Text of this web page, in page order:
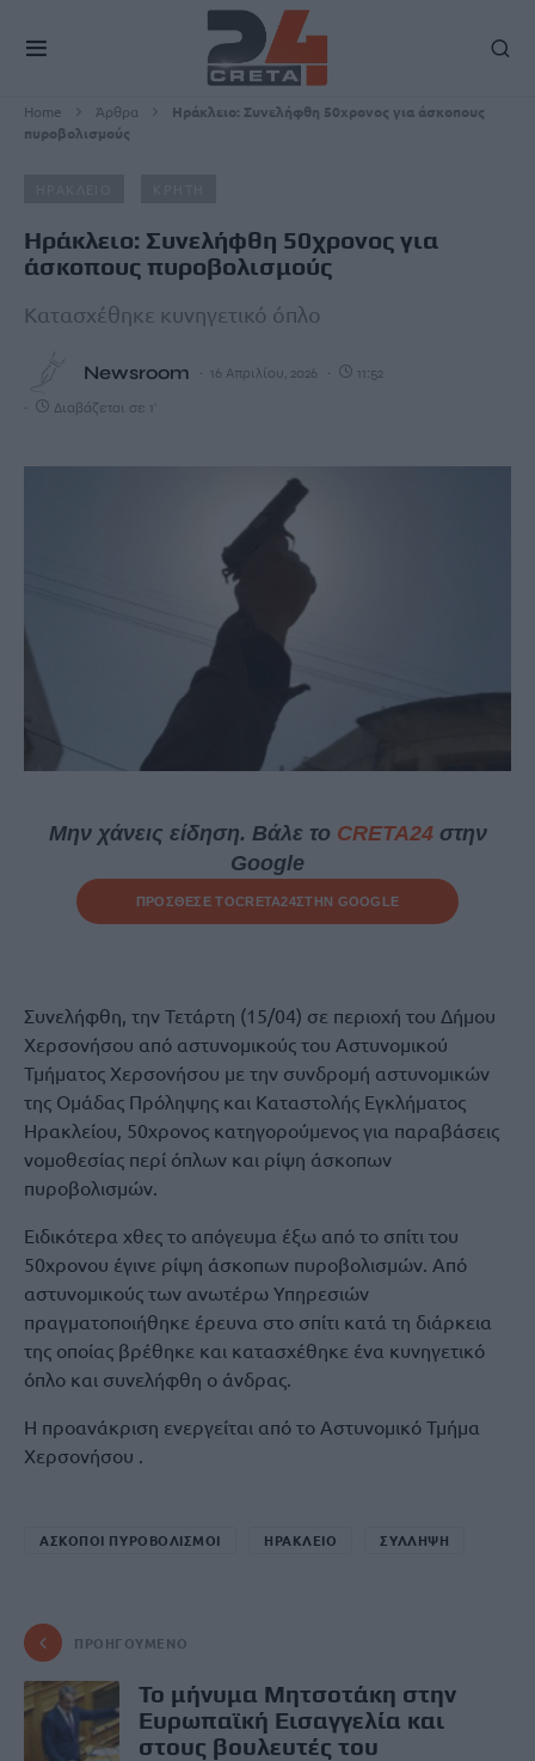
Home Άρθρα
Ηράκλειο: Συνελήφθη 50χρονος για άσκοπους
πυροβολισμούς
Ηράκλειο: Συνελήφθη 50χρονος για
άσκοπους πυροβολισμούς
Κατασχέθηκε κυνηγετικό όπλο
Newsroom 16 Απριλίου, 2026 11:52
Διαβάζεται σε 1'
Μην χάνεις είδηση. Βάλε το CRETA24στην
Google
ΠΡΟΣΘΕΣΕ ΤΟCRETA24ΣΤΗΝ GOOGLE
Συνελήφθη, την Τετάρτη (15/04) σε περιοχή του Δήμου
Χερσονήσου από αστυνομικούς του Αστυνομικού
Τμήματος Χερσονήσου με την συνδρομή αστυνομικών
της Ομάδας Πρόληψης και Καταστολής Εγκλήματος
Ηρακλείου, 50χρονος κατηγορούμενος για παραβάσεις
νομοθεσίας περί όπλων και ρίψη άσκοπων
πυροβολισμών.
Ειδικότερα χθες το απόγευμα έξω από το σπίτι του
50χρονου έγινε ρίψη άσκοπων πυροβολισμών. Από
αστυνομικούς των ανωτέρω Υπηρεσιών
πραγματοποιήθηκε έρευνα στο σπίτι κατά τη διάρκεια
της οποίας βρέθηκε και κατασχέθηκε ένα κυνηγετικό
όπλο και συνελήφθη ο άνδρας.
Η προανάκριση ενεργείται από το Αστυνομικό Τμήμα
Χερσονήσου .
ΑΣΚΟΠΟΙ ΠΥΡΟΒΟΛΙΣΜΟΙ ΗΡΑΚΛΕΙΟ ΣΥΛΛΗΨΗ
ΠΡΟΗΓΟΎΜΕΝΟ
Το μήνυμα Μητσοτάκη στην
Ευρωπαϊκή Εισαγγελία και
στους βουλευτές του